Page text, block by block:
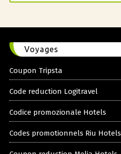
Voyages
Coupon Tripsta
Code reduction Logitravel
Codice promozionale Hotels
Codes promotionnels Riu Hotels